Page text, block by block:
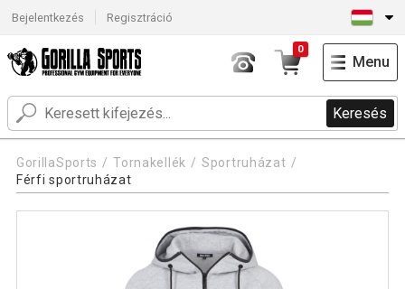
Bejelentkezés Regisztráció
Keresés
0
Menu
GorillaSports Tornakellék
Sportruházat
Férfi sportruházat